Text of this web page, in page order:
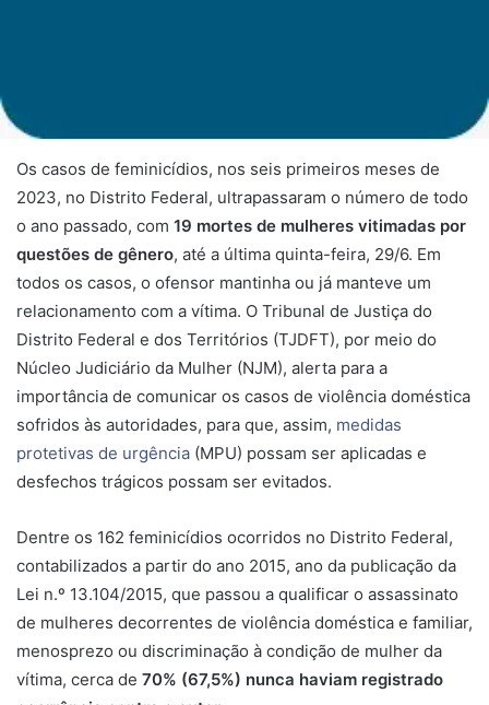
Os casos de feminicídios, nos seis primeiros meses de
2023, no Distrito Federal, ultrapassaram o número de todo
o ano passado, com 19 mortes de mulheres vitimadas por
questões de gênero, até a última quinta-feira, 29/6. Em
todos os casos, o ofensor mantinha ou já manteve um
relacionamento com a vítima. O Tribunal de Justiça do
Distrito Federal e dos Territórios (TJDFT), por meio do
Núcleo Judiciário da Mulher (NJM), alerta para a
importância de comunicar os casos de violência doméstica
sofridos às autoridades, para que, assim, medidas
protetivas de urgência (MPU) possam ser aplicadas e
desfechos trágicos possam ser evitados.
Dentre os 162 feminicídios ocorridos no Distrito Federal,
contabilizados a partir do ano 2015, ano da publicação da
Lei n.º 13.104/2015, que passou a qualificar o assassinato
de mulheres decorrentes de violência doméstica e familiar,
menosprezo ou discriminação à condição de mulher da
vítima, cerca de 70% (67,5%) nunca haviam registrado